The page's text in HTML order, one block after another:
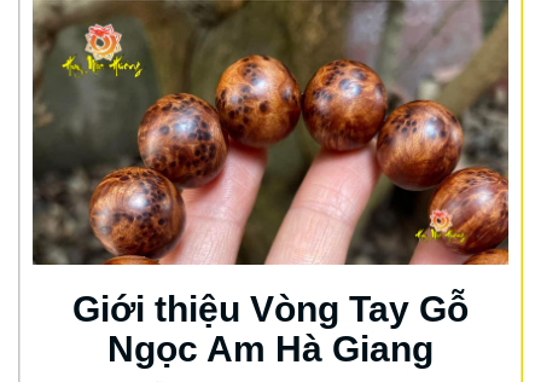
Giới thiệu Vòng Tay Gỗ
Ngọc Am Hà Giang